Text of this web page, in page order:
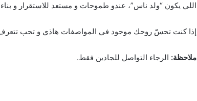
اللي يكون “ولد ناس”، عندو طموحات و مستعد للاستقرار و
إذا كنت تحسّ روحك موجود في المواصفات هاذي و تحب تتعرف
ملاحظة: الرجاء التواصل للجادين فقط.